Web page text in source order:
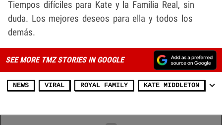
Tiempos difíciles para Kate y la Familia Real, sin
duda. Los mejores deseos para ella y todos los
demás.
SEE MORE TMZ STORIES IN GOOGLE
NEWS VIRAL ROYAL FAMILY KATE MIDDLETON